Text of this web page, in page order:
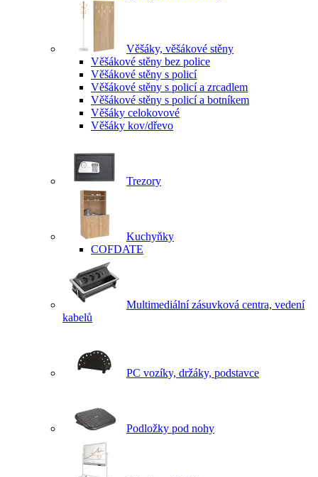
Věšáky, věšákové stěny
Věšákové stěny bez police
Věšákové stěny s policí
Věšákové stěny s policí a zrcadlem
Věšákové stěny s policí a botníkem
Věšáky celokovové
Věšáky kov/dřevo
Trezory
Kuchyňky
COFDATE
Multimediální zásuvková centra, vedení
kabelů
PC vozíky, držáky, podstavce
Podložky pod nohy